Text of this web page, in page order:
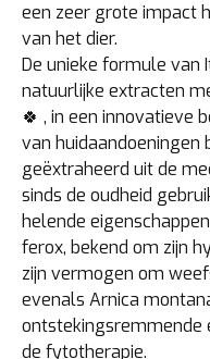
een zeer grote impact
van het dier.
De unieke formule van
natuurlijke extracten
🍀 , in een innovatieve
van huidaandoeningen
geëxtraheerd uit de
sinds de oudheid
helende
ferox, bekend om zijn
zijn vermogen om
evenals Arnica
ontstekingsremmende
de fytotherapie.